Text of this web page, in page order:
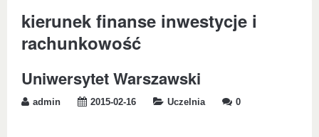
kierunek finanse inwestycje i
rachunkowość
Uniwersytet Warszawski
admin 2015-02-16 Uczelnia 0